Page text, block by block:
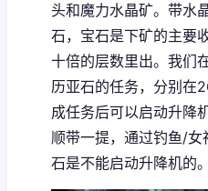
头和魔力水晶矿。带水
石，宝石是下矿的主要
十倍的层数里出。我们
历亚石的任务，分别在
成任务后可以启动升降机
顺带一提，通过钓鱼/
石是不能启动升降机的。